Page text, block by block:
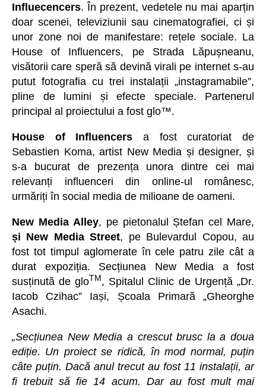
Influecencers. În prezent, vedetele nu mai aparțin
doar scenei, televiziunii sau cinematografiei, ci și
unor zone noi de manifestare: rețele sociale. La
House of Influencers, pe Strada Lăpușneanu,
visătorii care speră să devină virali pe internet s-au
putut fotografia cu trei instalații „instagramabile”,
pline de lumini și efecte speciale. Partenerul
principal al proiectului a fost glo™.
House of Influencers a fost curatoriat de
Sebastien Koma, artist New Media și designer, și
s-a bucurat de prezența unora dintre cei mai
relevanți influenceri din online-ul românesc,
urmăriți în social media de milioane de oameni.
New Media Alley, pe pietonalul Ștefan cel Mare,
și New Media Street, pe Bulevardul Copou, au
fost tot timpul aglomerate în cele patru zile cât a
durat expoziția. Secțiunea New Media a fost
susținută de gloTM , Spitalul Clinic de Urgență „Dr.
Iacob Czihac” Iași, Școala Primară „Gheorghe
Asachi.
„Secțiunea New Media a crescut brusc la a doua
ediție. Un proiect se ridică, în mod normal, puțin
câte puțin. Dacă anul trecut au fost 11 instalații, ar
fi trebuit să fie 14 acum. Dar au fost mult mai